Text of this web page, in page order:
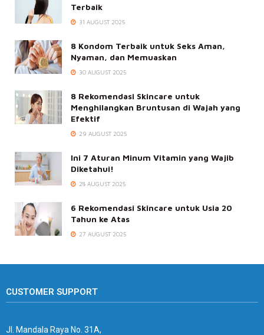
Terbaik
31 AUGUST 2025
8 Kondom Terbaik untuk Seks Aman,
Nyaman, dan Memuaskan
30 AUGUST 2025
8 Rekomendasi Skincare untuk
Menghilangkan Bruntusan di Wajah yang
Efektif
29 AUGUST 2025
Ini 7 Aturan Minum Vitamin yang Wajib
Diketahui!
28 AUGUST 2025
6 Rekomendasi Skincare untuk Usia 20
Tahun ke Atas
27 AUGUST 2025
CUSTOMER SUPPORT
Jl. Mandala Raya No. 31A,